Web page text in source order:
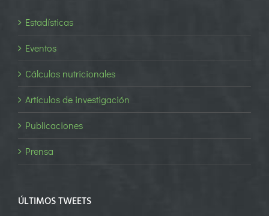
Estadísticas
Eventos
Cálculos nutricionales
Artículos de investigación
Publicaciones
Prensa
ÚLTIMOS TWEETS